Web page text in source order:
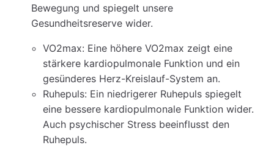
Bewegung und spiegelt unsere
Gesundheitsreserve wider.
VO2max: Eine höhere VO2max zeigt eine
stärkere kardiopulmonale Funktion und ein
gesünderes Herz-Kreislauf-System an.
Ruhepuls: Ein niedrigerer Ruhepuls spiegelt
eine bessere kardiopulmonale Funktion wider.
Auch psychischer Stress beeinflusst den
Ruhepuls.